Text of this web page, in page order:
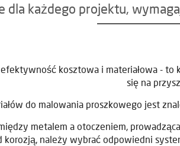
dla każdego projektu,
kosztowa i materiałowa -
się na
do malowania proszkowego jest
metalem a otoczeniem,
korozją, należy wybrać odpowiedni